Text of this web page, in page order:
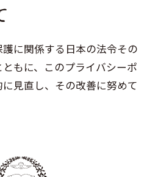
に関係する日本の法令その
もに、このプライバシーポ
見直し、その改善に努めて